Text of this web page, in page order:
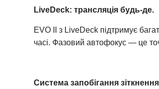
LiveDeck: трансляція будь-де.
EVO II з LiveDeck підтримує
часі. Фазовий автофокус — це
Система запобігання